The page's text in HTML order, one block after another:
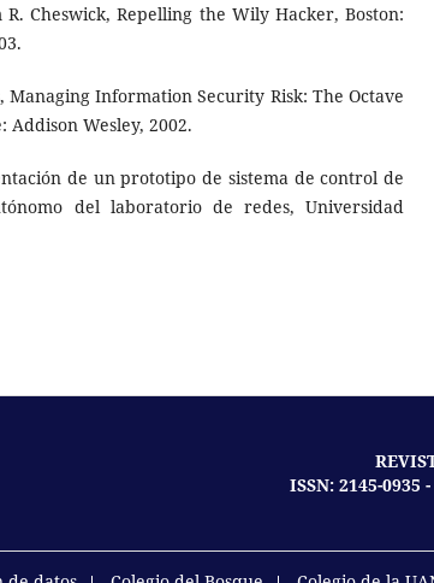
Cheswick, Repelling the Wily Hacker, Boston:
Managing Information Security Risk: The Octave
Wesley, 2002.
de un prototipo de sistema de control de
del laboratorio de redes, Universidad
ISSN: 2145-0935